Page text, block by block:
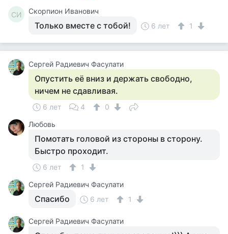
СИ Скорпион Иванович
Только вместе с тобой! 6 лет 1
Сергей Радиевич Фасулати
Опустить её вниз и держать свободно,
ничем не сдавливая.
6 лет 4
0
Любовь
Помотать головой из стороны в сторону.
Быстро проходит.
6 лет
1
Сергей Радиевич Фасулати
Спасибо 6 лет 1
Сергей Радиевич Фасулати